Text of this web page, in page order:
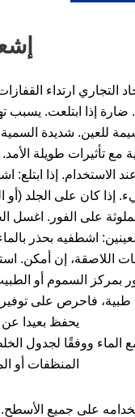
التجاري ارتداء
ضارة إذا ابتلعت. يسبب
للعين. شديدة السمية
مع تأثيرات طويلة
الاستخدام. إذا ابتلع:
إذا كان على الجلد (أو
على الفور. اغسل
اشطفيه بحذر
اللاصقة، إن أمكن.
بمركز السموم أو
طبية، فاحرص على
يحفظ بعيدا عن
الماء ووفقًا لجدول
المنظفات أو
على جميع الأسطح.